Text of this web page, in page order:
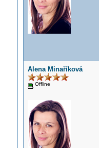
Alena Minaříková
Offline